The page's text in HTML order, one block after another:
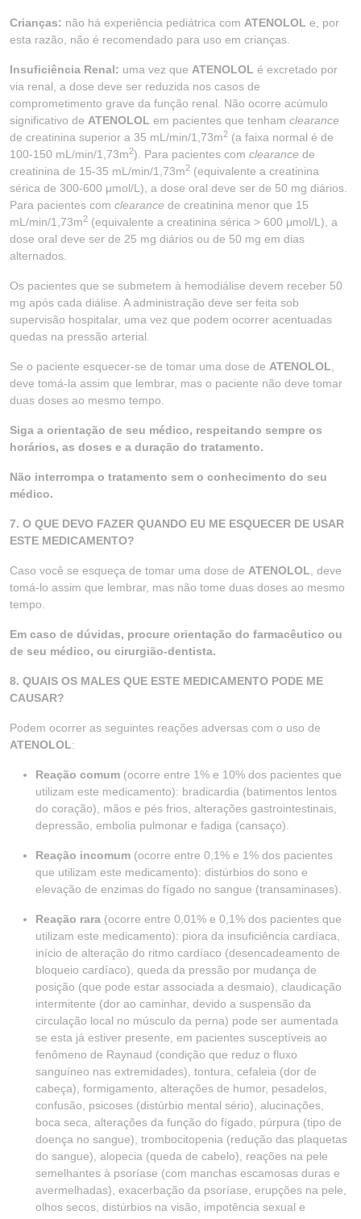
Crianças: não há experiência pediátrica com ATENOLOL e, por
esta razão, não é recomendado para uso em crianças.
Insuficiência Renal: uma vez que ATENOLOL é excretado por
via renal, a dose deve ser reduzida nos casos de
comprometimento grave da função renal. Não ocorre acúmulo
significativo de ATENOLOL em pacientes que tenham clearance
de creatinina superior a 35 mL/min/1,73m2 (a faixa normal é de
100-150 mL/min/1,73m2). Para pacientes com clearance de
creatinina de 15-35 mL/min/1,73m2 (equivalente a creatinina
sérica de 300-600 μmol/L), a dose oral deve ser de 50 mg diários.
Para pacientes com clearance de creatinina menor que 15
mL/min/1,73m2 (equivalente a creatinina sérica > 600 μmol/L), a
dose oral deve ser de 25 mg diários ou de 50 mg em dias
alternados.
Os pacientes que se submetem à hemodiálise devem receber 50
mg após cada diálise. A administração deve ser feita sob
supervisão hospitalar, uma vez que podem ocorrer acentuadas
quedas na pressão arterial.
Se o paciente esquecer-se de tomar uma dose de ATENOLOL
deve tomá-la assim que lembrar, mas o paciente não deve tomar
duas doses ao mesmo tempo.
Siga a orientação de seu médico, respeitando sempre os
horários, as doses e a duração do tratamento.
Não interrompa o tratamento sem o conhecimento do seu
médico.
7. O QUE DEVO FAZER QUANDO EU ME ESQUECER DE USAR
ESTE MEDICAMENTO?
Caso você se esqueça de tomar uma dose de ATENOLOL , deve
tomá-lo assim que lembrar, mas não tome duas doses ao mesmo
tempo.
Em caso de dúvidas, procure orientação do farmacêutico ou
de seu médico, ou cirurgião-dentista.
8. QUAIS OS MALES QUE ESTE MEDICAMENTO PODE ME
CAUSAR?
Podem ocorrer as seguintes reações adversas com o uso de
ATENOLOL:
Reação comum (ocorre entre 1% e 10% dos pacientes que
utilizam este medicamento): bradicardia (batimentos lentos
do coração), mãos e pés frios, alterações gastrointestinais,
depressão, embolia pulmonar e fadiga (cansaço).
Reação incomum (ocorre entre 0,1% e 1% dos pacientes
que utilizam este medicamento): distúrbios do sono e
elevação de enzimas do fígado no sangue (transaminases).
Reação rara (ocorre entre 0,01% e 0,1% dos pacientes que
utilizam este medicamento): piora da insuficiência cardíaca,
início de alteração do ritmo cardíaco (desencadeamento de
bloqueio cardíaco), queda da pressão por mudança de
posição (que pode estar associada a desmaio), claudicação
intermitente (dor ao caminhar, devido a suspensão da
circulação local no músculo da perna) pode ser aumentada
se esta já estiver presente, em pacientes susceptíveis ao
fenômeno de Raynaud (condição que reduz o fluxo
sanguíneo nas extremidades), tontura, cefaleia (dor de
cabeça), formigamento, alterações de humor, pesadelos,
confusão, psicoses (distúrbio mental sério), alucinações,
boca seca, alterações da função do fígado, púrpura (tipo de
doença no sangue), trombocitopenia (redução das plaquetas
do sangue), alopecia (queda de cabelo), reações na pele
semelhantes à psoríase (com manchas escamosas duras e
avermelhadas), exacerbação da psoríase, erupções na pele,
olhos secos, distúrbios na visão, impotência sexual e